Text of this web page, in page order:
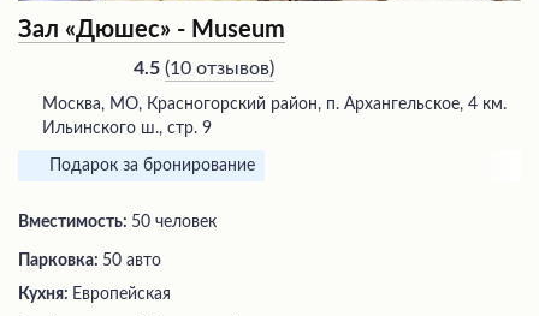
Зал «Дюшес» - Museum
4.5 (10 отзывов)
Москва, МО, Красногорский район, п. Архангельское, 4 км.
Ильинского ш., стр. 9
Подарок за бронирование
Вместимость: 50 человек
Парковка: 50 авто
Кухня: Европейская